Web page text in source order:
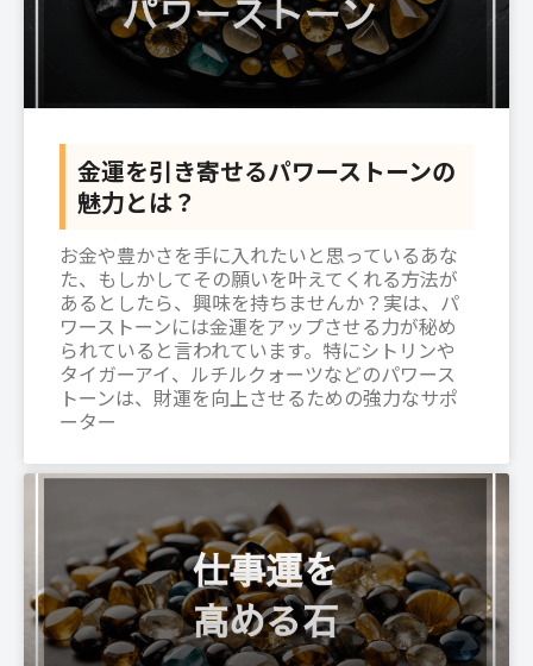
金運を引き寄せるパワーストーンの
魅力とは？
お金や豊かさを手に入れたいと思っているあな
た、もしかしてその願いを叶えてくれる方法が
あるとしたら、興味を持ちませんか？実は、パ
ワーストーンには金運をアップさせる力が秘め
られていると言われています。特にシトリンや
タイガーアイ、ルチルクォーツなどのパワース
トーンは、財運を向上させるための強力なサポ
ーター